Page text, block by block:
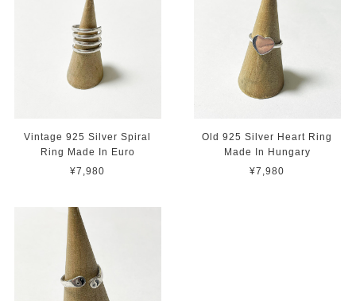
Vintage 925 Silver Spiral
Ring Made In Euro
¥7,980
Old 925 Silver Heart Ring
Made In Hungary
¥7,980